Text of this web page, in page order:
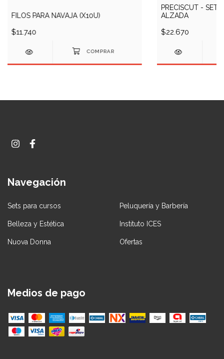
FILOS PARA NAVAJA (X10U)
$11.740
PRECISCUT - SET
ALZADA
$22.670
Navegación
Sets para cursos Peluquería y Barbería
Belleza y Estética Instituto ICES
Nuova Donna Ofertas
Medios de pago